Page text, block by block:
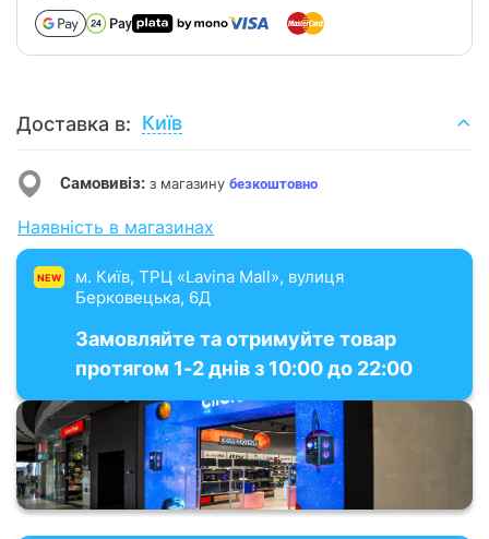
Доставка в: Київ
Самовивіз: з магазину безкоштовно
Наявність в магазинах
NEW
м. Київ, ТРЦ «Lavina Mall», вулиця
Берковецька, 6Д
Замовляйте та отримуйте товар
протягом 1-2 днів з 10:00 до 22:00